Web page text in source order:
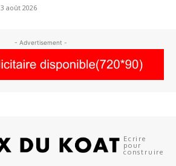
3 août 2026
- Advertisement -
Ecrire
pour
construire